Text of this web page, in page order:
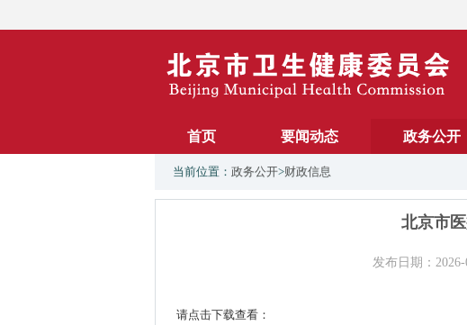
首页 要闻动态 政务公开
当前位置： 政务公开>财政信息
北京市
发布日期：2026-
请点击下载查看：